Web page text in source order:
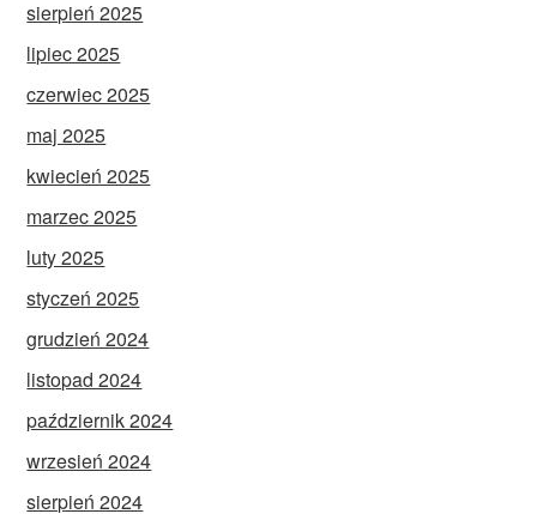
sierpień 2025
lipiec 2025
czerwiec 2025
maj 2025
kwiecień 2025
marzec 2025
luty 2025
styczeń 2025
grudzień 2024
listopad 2024
październik 2024
wrzesień 2024
sierpień 2024